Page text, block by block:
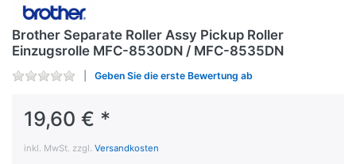
Brother Separate Roller Assy Pickup Roller
Einzugsrolle MFC-8530DN / MFC-8535DN
Geben Sie die erste Bewertung ab
19,60 € *
inkl. MwSt. zzgl. Versandkosten